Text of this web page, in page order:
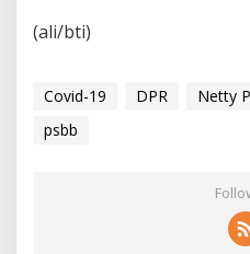
(ali/bti)
Covid-19 DPR Netty
psbb